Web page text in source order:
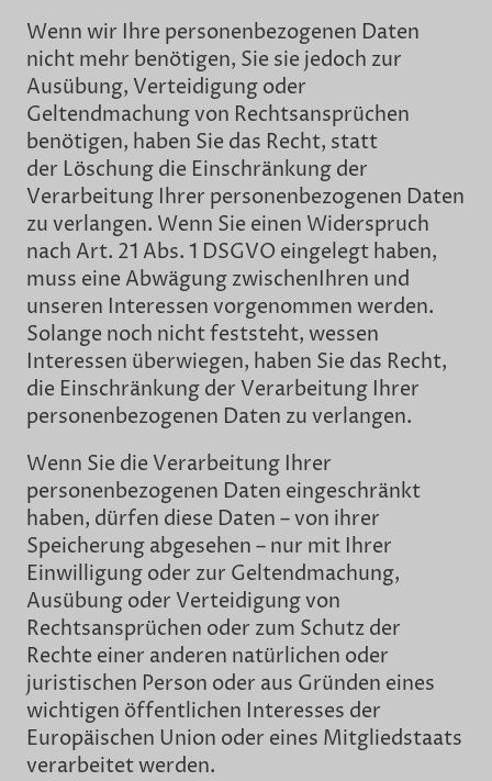
Wenn wir Ihre personenbezogenen Daten
nicht mehr benötigen, Sie sie jedoch zur
Ausübung, Verteidigung oder
Geltendmachung von Rechtsansprüchen
benötigen, haben Sie das Recht, statt
der Löschung die Einschränkung der
Verarbeitung Ihrer personenbezogenen Daten
zu verlangen. Wenn Sie einen Widerspruch
nach Art. 21 Abs. 1 DSGVO eingelegt haben,
muss eine Abwägung zwischenIhren und
unseren Interessen vorgenommen werden.
Solange noch nicht feststeht, wessen
Interessen überwiegen, haben Sie das Recht,
die Einschränkung der Verarbeitung Ihrer
personenbezogenen Daten zu verlangen.
Wenn Sie die Verarbeitung Ihrer
personenbezogenen Daten eingeschränkt
haben, dürfen diese Daten – von ihrer
Speicherung abgesehen – nur mit Ihrer
Einwilligung oder zur Geltendmachung,
Ausübung oder Verteidigung von
Rechtsansprüchen oder zum Schutz der
Rechte einer anderen natürlichen oder
juristischen Person oder aus Gründen eines
wichtigen öffentlichen Interesses der
Europäischen Union oder eines Mitgliedstaats
verarbeitet werden.